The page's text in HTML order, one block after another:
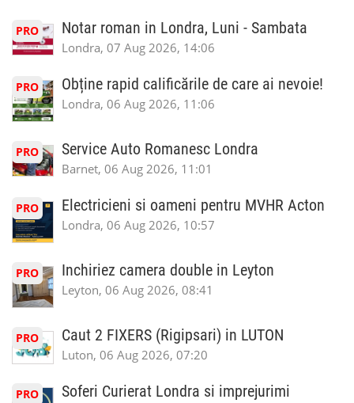
PRO Notar roman in Londra, Luni - Sambata
Londra, 07 Aug 2026, 14:06
PRO Obține rapid calificările de care ai nevoie!
Londra, 06 Aug 2026, 11:06
PRO Service Auto Romanesc Londra
Barnet, 06 Aug 2026, 11:01
PRO Electricieni si oameni pentru MVHR Acton
Londra, 06 Aug 2026, 10:57
PRO Inchiriez camera double in Leyton
Leyton, 06 Aug 2026, 08:41
PRO Caut 2 FIXERS (Rigipsari) in LUTON
Luton, 06 Aug 2026, 07:20
PRO Soferi Curierat Londra si imprejurimi